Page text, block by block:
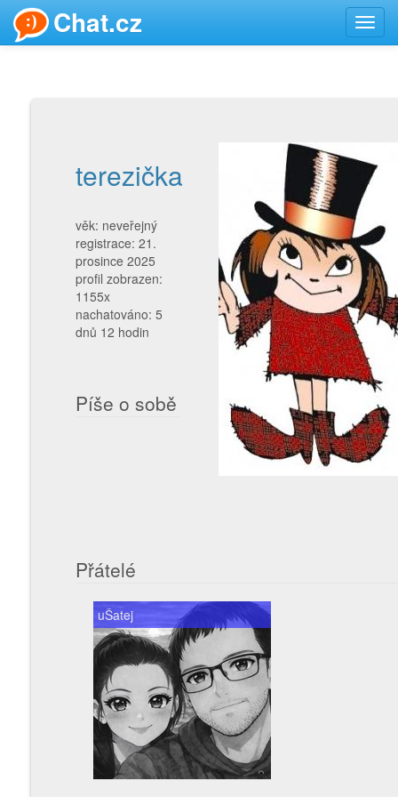
Chat.cz
terezička
věk: neveřejný
registrace: 21.
prosince 2025
profil zobrazen:
1155x
nachatováno: 5
dnů 12 hodin
Píše o sobě
Přátelé
uŠatej